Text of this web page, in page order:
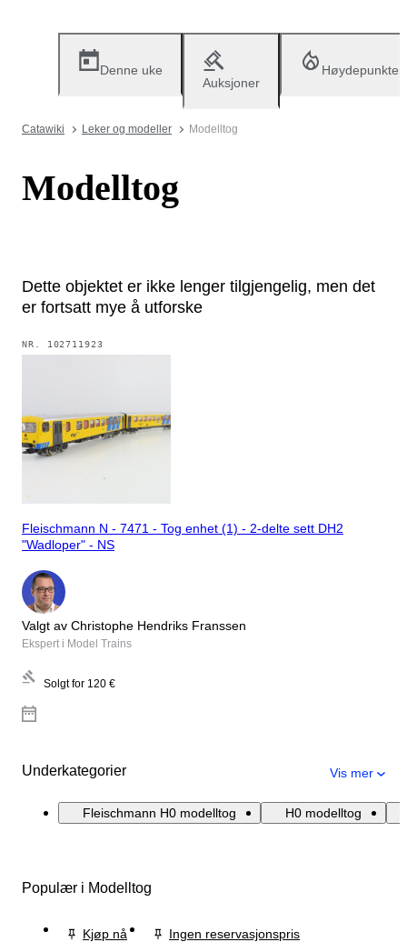
Denne uke
Auksjoner
Høydepunkter
Catawiki Leker og modeller Modelltog
Modelltog
Dette objektet er ikke lenger tilgjengelig, men det
er fortsatt mye å utforske
NR. 102711923
Fleischmann N - 7471 - Tog enhet (1) - 2-delte sett DH2
"Wadloper" - NS
Valgt av Christophe Hendriks Franssen
Ekspert i Model Trains
Solgt for 120 €
Underkategorier Vis mer
Fleischmann H0 modelltog H0 modelltog
Populær i Modelltog
Kjøp nå
Ingen reservasjonspris